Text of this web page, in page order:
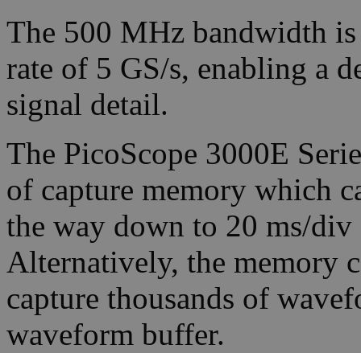
The 500 MHz bandwidth
rate of 5 GS/s, enabling a
signal detail.
The PicoScope 3000E
of capture memory which
the way down to 20 ms/
Alternatively, the memory
capture thousands of
waveform buffer.